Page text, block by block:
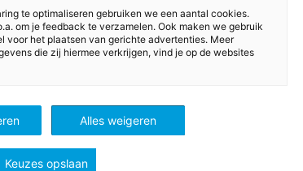
13-15
3
1-2
3-4
5-6
te optimaliseren gebruiken we een aantal cookies.
om je feedback te verzamelen. Ook maken we gebruik
voor het plaatsen van gerichte advertenties. Meer
die zij hiermee verkrijgen, vind je op de websites
Alles weigeren
Keuzes opslaan